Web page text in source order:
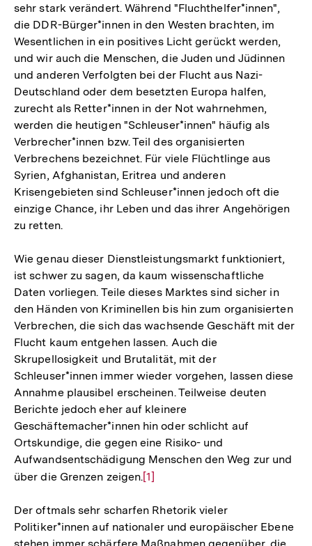
sehr stark verändert. Während "Fluchthelfer*innen",
die DDR-Bürger*innen in den Westen brachten, im
Wesentlichen in ein positives Licht gerückt werden,
und wir auch die Menschen, die Juden und Jüdinnen
und anderen Verfolgten bei der Flucht aus Nazi-
Deutschland oder dem besetzten Europa halfen,
zurecht als Retter*innen in der Not wahrnehmen,
werden die heutigen "Schleuser*innen" häufig als
Verbrecher*innen bzw. Teil des organisierten
Verbrechens bezeichnet. Für viele Flüchtlinge aus
Syrien, Afghanistan, Eritrea und anderen
Krisengebieten sind Schleuser*innen jedoch oft die
einzige Chance, ihr Leben und das ihrer Angehörigen
zu retten.
Wie genau dieser Dienstleistungsmarkt funktioniert,
ist schwer zu sagen, da kaum wissenschaftliche
Daten vorliegen. Teile dieses Marktes sind sicher in
den Händen von Kriminellen bis hin zum organisierten
Verbrechen, die sich das wachsende Geschäft mit der
Flucht kaum entgehen lassen. Auch die
Skrupellosigkeit und Brutalität, mit der
Schleuser*innen immer wieder vorgehen, lassen diese
Annahme plausibel erscheinen. Teilweise deuten
Berichte jedoch eher auf kleinere
Geschäftemacher*innen hin oder schlicht auf
Ortskundige, die gegen eine Risiko- und
Aufwandsentschädigung Menschen den Weg zur und
über die Grenzen zeigen.Zur
der
Fußnote
[1]
Der oftmals sehr scharfen Rhetorik vieler
Politiker*innen auf nationaler und europäischer Ebene